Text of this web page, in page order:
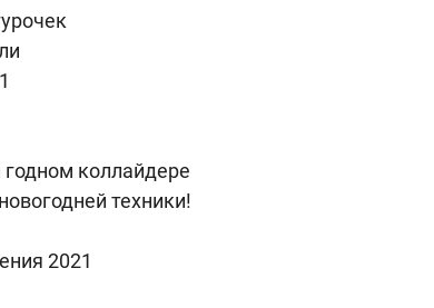
коллайдере
техники!
2021